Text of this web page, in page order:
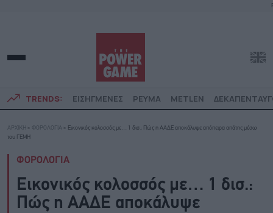
TRENDS: ΕΙΣΗΓΜΕΝΕΣ ΡΕΥΜΑ METLEN
ΑΡΧΙΚΗ » ΦΟΡΟΛΟΓΙΑ » Εικονικός κολοσσός με… 1 δισ.: Πώς η ΑΑΔΕ αποκάλυψε απόπειρα απάτης μέσω
του ΓΕΜΗ
ΦΟΡΟΛΟΓΙΑ
Εικονικός κολοσσός με… 1 δισ.:
Πώς η ΑΑΔΕ αποκάλυψε